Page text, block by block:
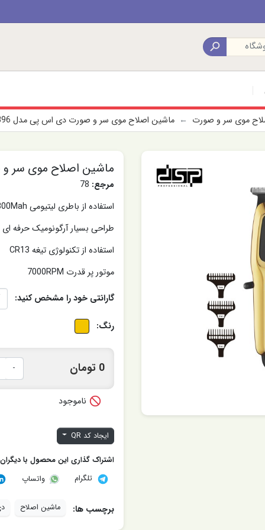

موی سر و صورت ماشین اصلاح موی سر و صورت دی اس پی مدل 91396
ماشین اصلاح موی سر و
مرجع:
استفاده از باطری لیتیومی 1800Mah
طراحی بسیار آرگونومیک حرفه ای
استفاده از تکنولوژی تیغه CR13
موتور پر قدرت 7000RPM
گارانتی خود را مشخص کنید:
رنگ:
0 تومان -
 ناموجود
ایجاد کد QR
اشتراک گذاری این محصول با دیگران
تلگرام
واتساپ
برچسب ها: ماشین اصلاح